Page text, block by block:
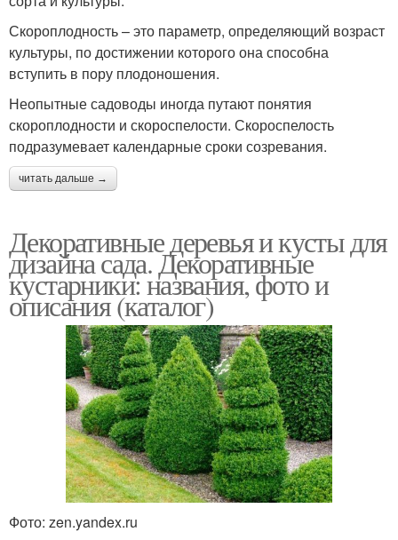
Скороплодность – это параметр, определяющий возраст
культуры, по достижении которого она способна
вступить в пору плодоношения.
Неопытные садоводы иногда путают понятия
скороплодности и скороспелости. Скороспелость
подразумевает календарные сроки созревания.
читать дальше →
Декоративные деревья и кусты для
дизайна сада. Декоративные
кустарники: названия, фото и
описания (каталог)
Фото: zen.yandex.ru